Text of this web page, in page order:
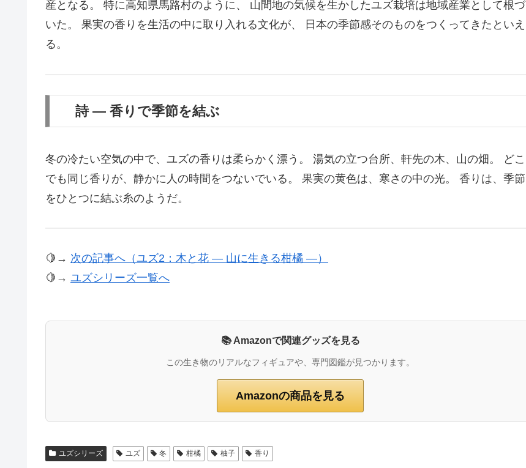
産となる。 特に高知県馬路村のように、 山間地の気候を生かしたユズ栽培は地域産業として根づ
いた。 果実の香りを生活の中に取り入れる文化が、 日本の季節感そのものをつくってきたといえ
る。
詩 ― 香りで季節を結ぶ
冬の冷たい空気の中で、ユズの香りは柔らかく漂う。 湯気の立つ台所、軒先の木、山の畑。 どこ
でも同じ香りが、静かに人の時間をつないでいる。 果実の黄色は、寒さの中の光。 香りは、季節
をひとつに結ぶ糸のようだ。
🍋→ 次の記事へ（ユズ2：木と花 ― 山に生きる柑橘 ―）
🍋→ ユズシリーズ一覧へ
📚 Amazonで関連グッズを見る
この生き物のリアルなフィギュアや、専門図鑑が見つかります。
Amazonの商品を見る
ユズシリーズ ユズ 冬 柑橘 柚子 香り